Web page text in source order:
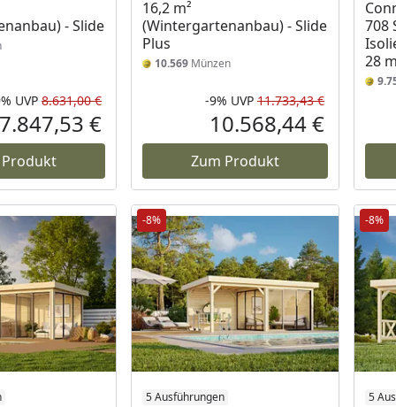
- Slide
Rabatt in Prozent
Ursprünglicher Preis
UVP 8.631,00 €
Aktueller Preis
7.847,53 €
16,2 m²
(Wintergartenanbau) - Slide
Plus
10.569 Münzen
Rabatt in
-9% UVP 11.733,43 €
Aktueller
10.568,44 €
Zum Produkt
708
28
-8%
5 Ausführungen
-8%
5